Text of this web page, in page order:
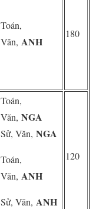
Toán,
Văn, ANH
180
Toán,
Văn, NGA
Sử, Văn, NGA
Toán,
Văn, ANH
Sử, Văn, ANH
120